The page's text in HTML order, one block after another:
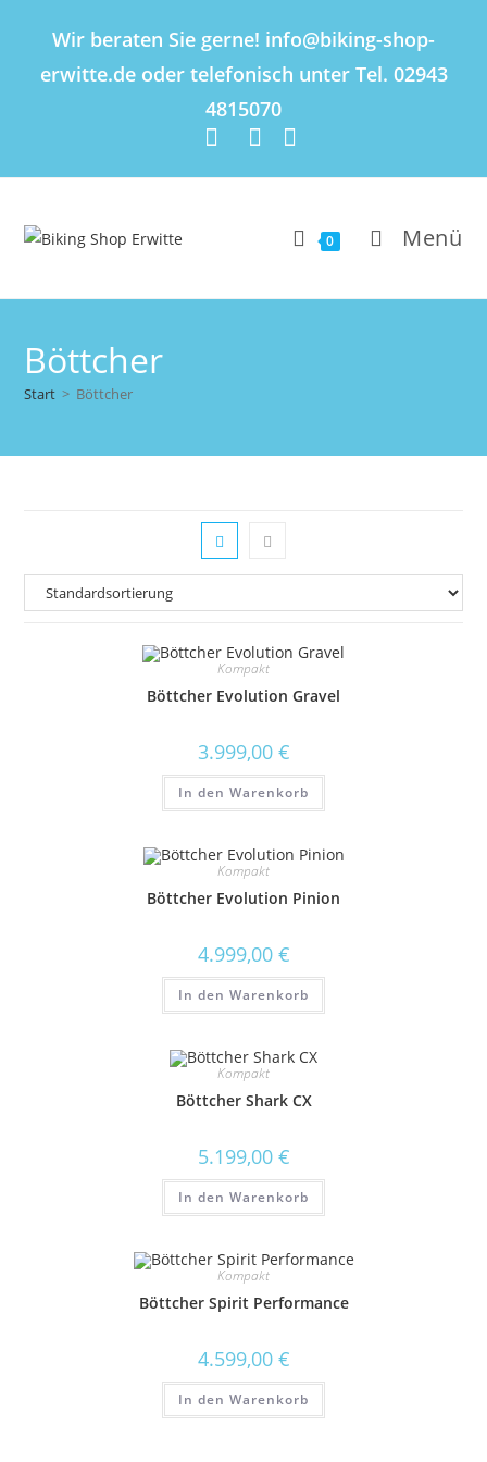
Wir beraten Sie gerne! info@biking-shop-
erwitte.de oder telefonisch unter Tel. 02943
4815070
0 Menü
Böttcher
Start > Böttcher
Kompakt
Böttcher Evolution Gravel
3.999,00 €
In den Warenkorb
Kompakt
Böttcher Evolution Pinion
4.999,00 €
In den Warenkorb
Kompakt
Böttcher Shark CX
5.199,00 €
In den Warenkorb
Kompakt
Böttcher Spirit Performance
4.599,00 €
In den Warenkorb